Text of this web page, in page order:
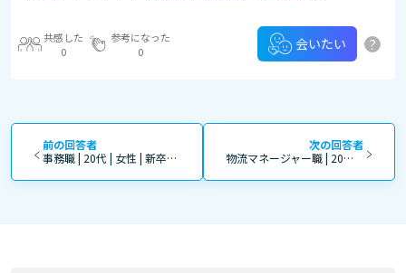
共感した
0
参考になった
0
会いたい ?
前の回答者
事務職 | 20代 | 女性 | 新卒入社 | 4年～10年 | 正社員
次の回答者
物流マネージャー職 | 20代 | 男性 | 新卒入社 | 0～3年 | 正社員